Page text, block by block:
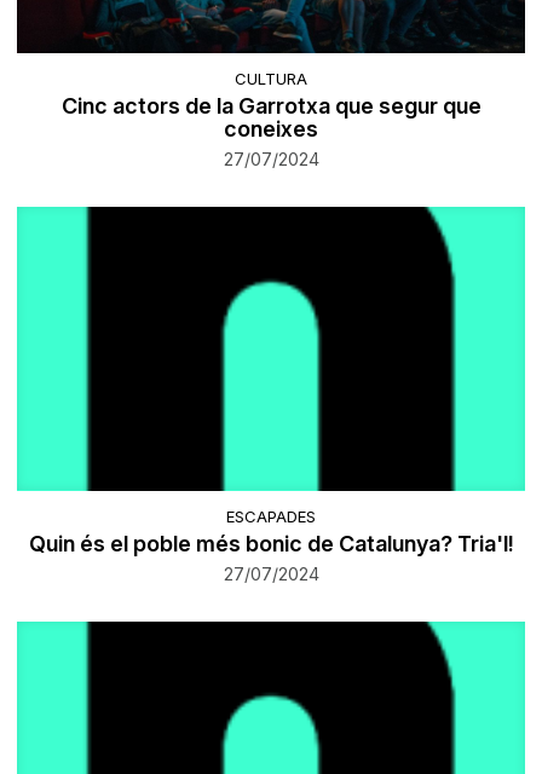
CULTURA
Cinc actors de la Garrotxa que segur que
coneixes
27/07/2024
ESCAPADES
Quin és el poble més bonic de Catalunya? Tria'l!
27/07/2024